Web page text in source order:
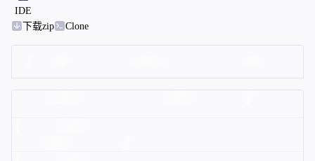
IDE
下载zip
Clone